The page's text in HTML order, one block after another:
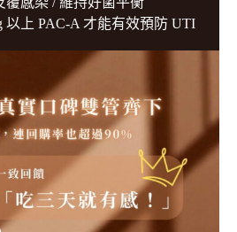
以上 PAC-A 才能有效預防 UTI